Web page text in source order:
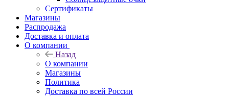
Сертификаты
Магазины
Распродажа
Доставка и оплата
О компании
Назад
О компании
Магазины
Политика
Доставка по всей России